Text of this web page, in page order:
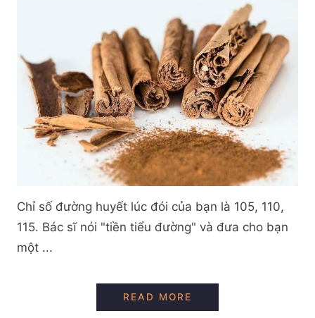
Chỉ số đường huyết lúc đói của bạn là 105, 110,
115. Bác sĩ nói "tiền tiểu đường" và đưa cho bạn
một ...
READ MORE